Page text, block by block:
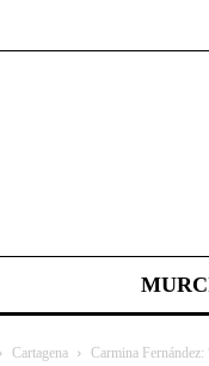
Cartagena Carmina Fernández: